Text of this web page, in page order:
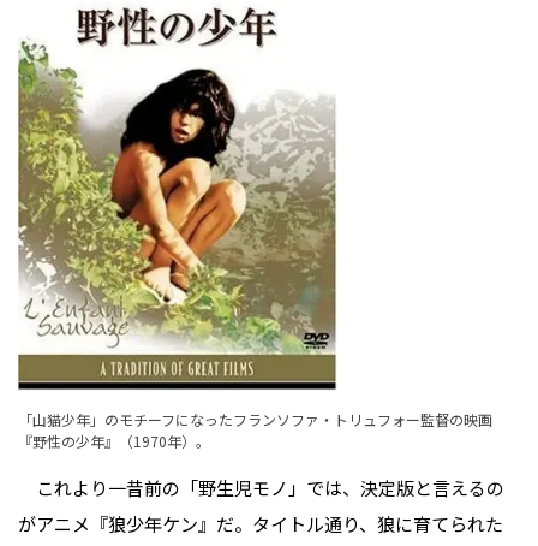
「山猫少年」のモチーフになったフランソファ・トリュフォー監督の映画
『野性の少年』（1970年）。
これより一昔前の「野生児モノ」では、決定版と言えるの
がアニメ『狼少年ケン』だ。タイトル通り、狼に育てられた